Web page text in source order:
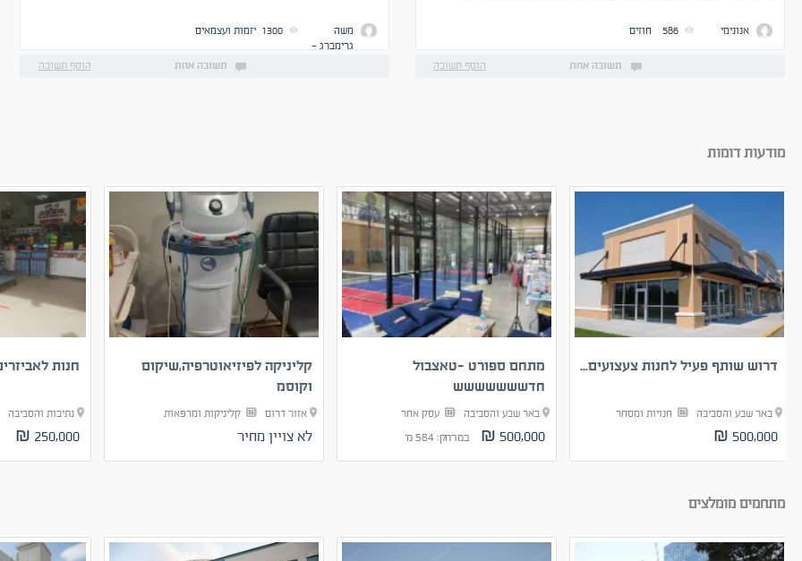
אנונימי 586 חוזים
תשובה אחת הוסף תשובה
משה
גרימברג -
1300 יזמות ועצמאים
תשובה אחת הוסף תשובה
מודעות דומות
דרוש שותף פעיל לחנות צעצועים...
באר שבע והסביבה חנויות ומסחר
500,000 ₪
מתחם ספורט -טאצבול
חדששששששש
באר שבע והסביבה עסק אחר
500,000 ₪ במרחק: 584 מ'
קליניקה לפיזיאוטרפיה,שיקום
וקוסמ
אזור דרום קליניקות ומרפאות
לא צויין מחיר
חנות
נתיבות והסביבה
250,000 ₪
מתחמים מומלצים